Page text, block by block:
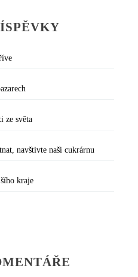
ze světa
navštivte naši cukrárnu
kraje